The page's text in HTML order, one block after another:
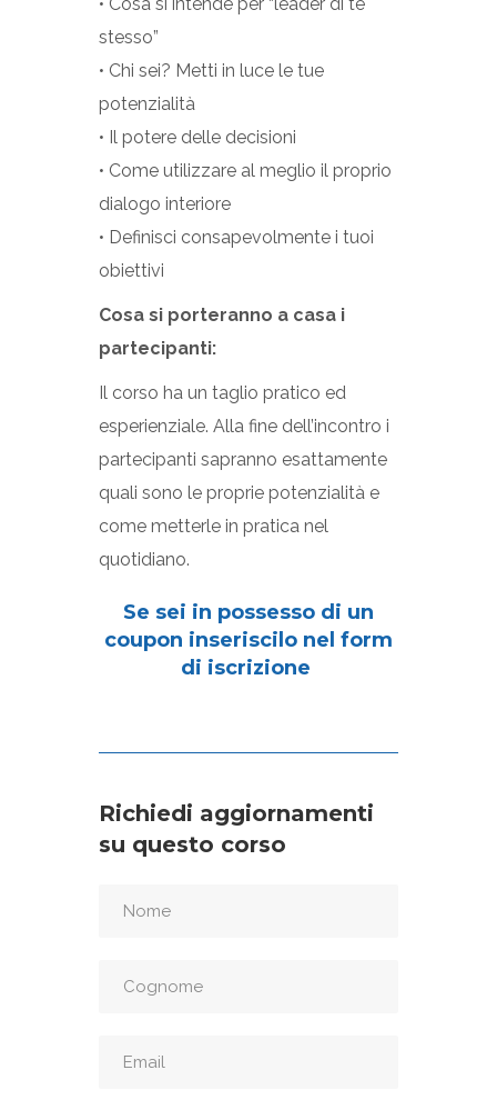
stesso”
• Chi sei? Metti in luce le tue
potenzialità
• Il potere delle decisioni
• Come utilizzare al meglio il proprio
dialogo interiore
• Definisci consapevolmente i tuoi
obiettivi
Cosa si porteranno a casa i
partecipanti:
Il corso ha un taglio pratico ed
esperienziale. Alla fine dell’incontro i
partecipanti sapranno esattamente
quali sono le proprie potenzialità e
come metterle in pratica nel
quotidiano.
Se sei in possesso di un
coupon inseriscilo nel form
di iscrizione
Richiedi aggiornamenti
su questo corso